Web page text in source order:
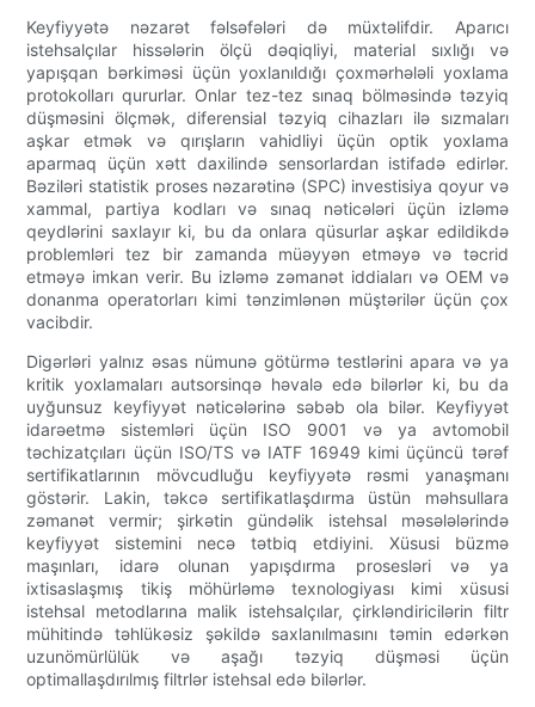
Keyfiyyətə nəzarət fəlsəfələri də müxtəlifdir. Aparıcı
istehsalçılar hissələrin ölçü dəqiqliyi, material sıxlığı və
yapışqan bərkiməsi üçün yoxlanıldığı çoxmərhələli yoxlama
protokolları qururlar. Onlar tez-tez sınaq bölməsində təzyiq
düşməsini ölçmək, diferensial təzyiq cihazları ilə sızmaları
aşkar etmək və qırışların vahidliyi üçün optik yoxlama
aparmaq üçün xətt daxilində sensorlardan istifadə edirlər.
Bəziləri statistik proses nəzarətinə (SPC) investisiya qoyur və
xammal, partiya kodları və sınaq nəticələri üçün izləmə
qeydlərini saxlayır ki, bu da onlara qüsurlar aşkar edildikdə
problemləri tez bir zamanda müəyyən etməyə və təcrid
etməyə imkan verir. Bu izləmə zəmanət iddiaları və OEM və
donanma operatorları kimi tənzimlənən müştərilər üçün çox
vacibdir.
Digərləri yalnız əsas nümunə götürmə testlərini apara və ya
kritik yoxlamaları autsorsinqə həvalə edə bilərlər ki, bu da
uyğunsuz keyfiyyət nəticələrinə səbəb ola bilər. Keyfiyyət
idarəetmə sistemləri üçün ISO 9001 və ya avtomobil
təchizatçıları üçün ISO/TS və IATF 16949 kimi üçüncü tərəf
sertifikatlarının mövcudluğu keyfiyyətə rəsmi yanaşmanı
göstərir. Lakin, təkcə sertifikatlaşdırma üstün məhsullara
zəmanət vermir; şirkətin gündəlik istehsal məsələlərində
keyfiyyət sistemini necə tətbiq etdiyini. Xüsusi büzmə
maşınları, idarə olunan yapışdırma prosesləri və ya
ixtisaslaşmış tikiş möhürləmə texnologiyası kimi xüsusi
istehsal metodlarına malik istehsalçılar, çirkləndiricilərin filtr
mühitində təhlükəsiz şəkildə saxlanılmasını təmin edərkən
uzunömürlülük və aşağı təzyiq düşməsi üçün
optimallaşdırılmış filtrlər istehsal edə bilərlər.